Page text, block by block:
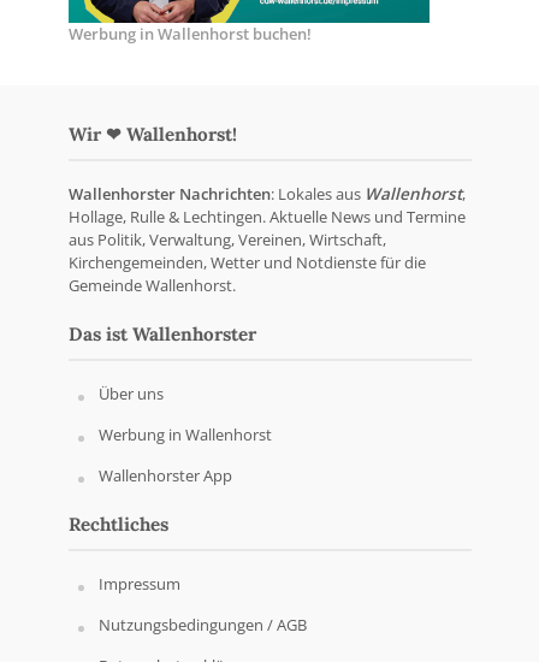
Werbung in Wallenhorst buchen!
Wir ❤ Wallenhorst!
Wallenhorster Nachrichten: Lokales aus Wallenhorst,
Hollage, Rulle & Lechtingen. Aktuelle News und Termine
aus Politik, Verwaltung, Vereinen, Wirtschaft,
Kirchengemeinden, Wetter und Notdienste für die
Gemeinde Wallenhorst.
Das ist Wallenhorster
Über uns
Werbung in Wallenhorst
Wallenhorster App
Rechtliches
Impressum
Nutzungsbedingungen / AGB